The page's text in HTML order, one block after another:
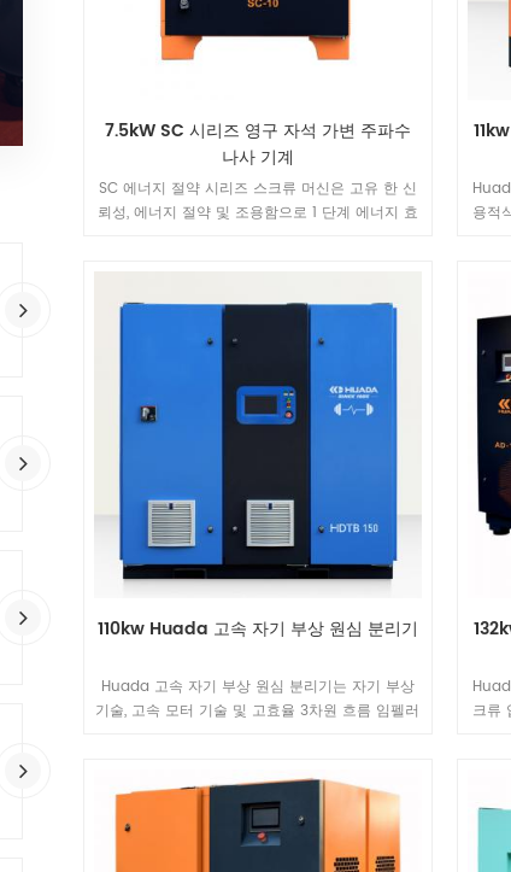
7.5kW SC 시리즈 영구 자석 가변 주파수
나사 기계
SC 에너지 절약 시리즈 스크류 머신은 고유 한 신
뢰성, 에너지 절약 및 조용함으로 1 단계 에너지 효
용적
110kw Huada 고속 자기 부상 원심 분리기
Huada 고속 자기 부상 원심 분리기는 자기 부상
기술, 고속 모터 기술 및 고효율 3차원 흐름 임펠러
크류